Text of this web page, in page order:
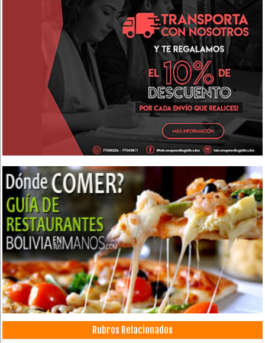
Rubros Relacionados